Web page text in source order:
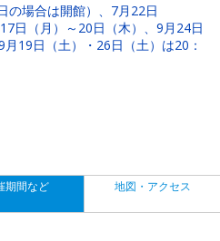
の場合は開館）、7月22日
日（月）～20日（木）、9月24日
月19日（土）・26日（土）は20：
期間など 地図・アクセス